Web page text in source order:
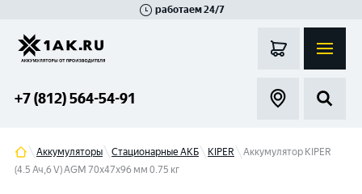
работаем 24/7
+7 (812) 564-54-91
Аккумуляторы Стационарные АКБ KIPER
Аккумулятор KIPER
(4.5 Ач,6 V) AGM 70x47x96 мм 0.75 кг
Гатчина